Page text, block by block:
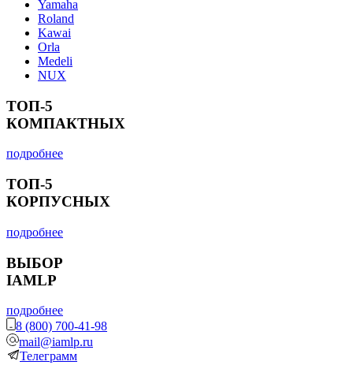
Yamaha
Roland
Kawai
Orla
Medeli
NUX
ТОП-5
КОМПАКТНЫХ
подробнее
ТОП-5
КОРПУСНЫХ
подробнее
ВЫБОР
IAMLP
подробнее
8 (800) 700-41-98
mail@iamlp.ru
Телеграмм